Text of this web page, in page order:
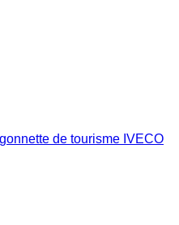
de tourisme IVECO